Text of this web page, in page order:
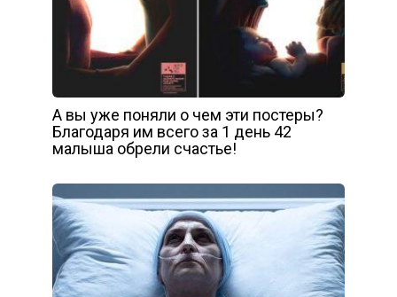
А вы уже поняли о чем эти постеры?
Благодаря им всего за 1 день 42
малыша обрели счастье!